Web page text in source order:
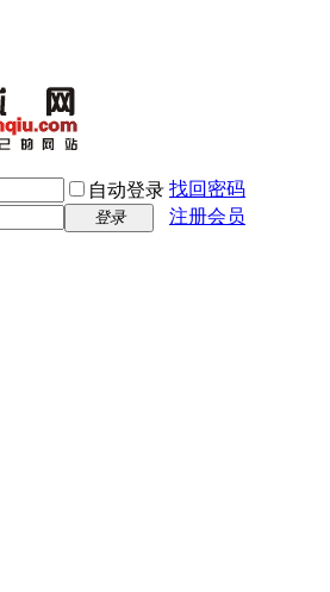
自动登录 找回密码
登录 注册会员